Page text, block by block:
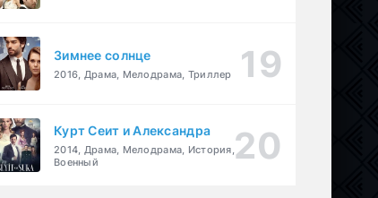
Зимнее солнце
2016, Драма, Мелодрама, Триллер
Курт Сеит и Александра
2014, Драма, Мелодрама, История,
Военный